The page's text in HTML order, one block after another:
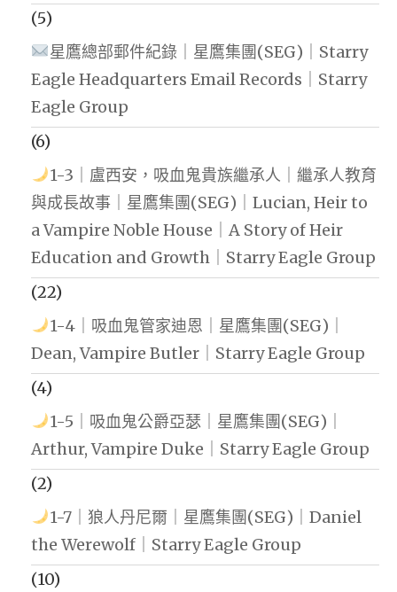
(5)
星鷹總部郵件紀錄｜星鷹集團(SEG)｜Starry
Eagle Headquarters Email Records｜Starry
Eagle Group
(6)
1-3｜盧西安，吸血鬼貴族繼承人｜繼承人教育
與成長故事｜星鷹集團(SEG)｜Lucian, Heir to
a Vampire Noble House｜A Story of Heir
Education and Growth｜Starry Eagle Group
(22)
1-4｜吸血鬼管家迪恩｜星鷹集團(SEG)｜
Dean, Vampire Butler｜Starry Eagle Group
(4)
1-5｜吸血鬼公爵亞瑟｜星鷹集團(SEG)｜
Arthur, Vampire Duke｜Starry Eagle Group
(2)
1-7｜狼人丹尼爾｜星鷹集團(SEG)｜Daniel
the Werewolf｜Starry Eagle Group
(10)